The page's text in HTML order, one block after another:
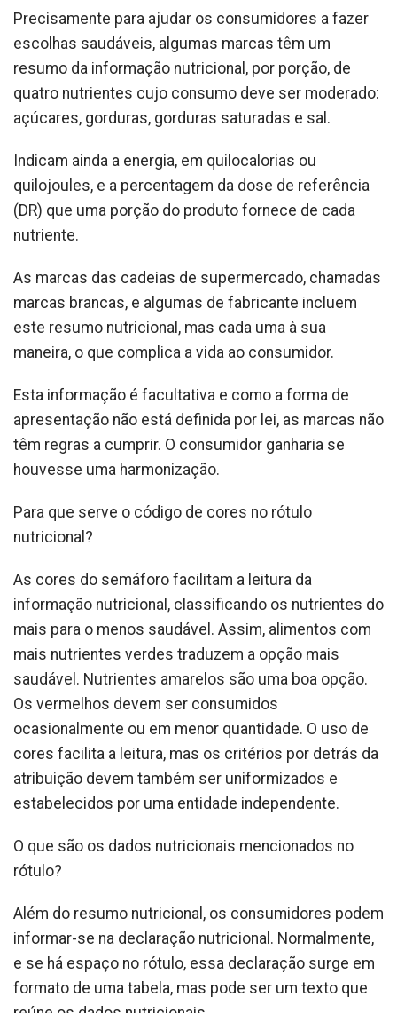
Precisamente para ajudar os consumidores a fazer
escolhas saudáveis, algumas marcas têm um
resumo da informação nutricional, por porção, de
quatro nutrientes cujo consumo deve ser moderado:
açúcares, gorduras, gorduras saturadas e sal.
Indicam ainda a energia, em quilocalorias ou
quilojoules, e a percentagem da dose de referência
(DR) que uma porção do produto fornece de cada
nutriente.
As marcas das cadeias de supermercado, chamadas
marcas brancas, e algumas de fabricante incluem
este resumo nutricional, mas cada uma à sua
maneira, o que complica a vida ao consumidor.
Esta informação é facultativa e como a forma de
apresentação não está definida por lei, as marcas não
têm regras a cumprir. O consumidor ganharia se
houvesse uma harmonização.
Para que serve o código de cores no rótulo
nutricional?
As cores do semáforo facilitam a leitura da
informação nutricional, classificando os nutrientes do
mais para o menos saudável. Assim, alimentos com
mais nutrientes verdes traduzem a opção mais
saudável. Nutrientes amarelos são uma boa opção.
Os vermelhos devem ser consumidos
ocasionalmente ou em menor quantidade. O uso de
cores facilita a leitura, mas os critérios por detrás da
atribuição devem também ser uniformizados e
estabelecidos por uma entidade independente.
O que são os dados nutricionais mencionados no
rótulo?
Além do resumo nutricional, os consumidores podem
informar-se na declaração nutricional. Normalmente,
e se há espaço no rótulo, essa declaração surge em
formato de uma tabela, mas pode ser um texto que